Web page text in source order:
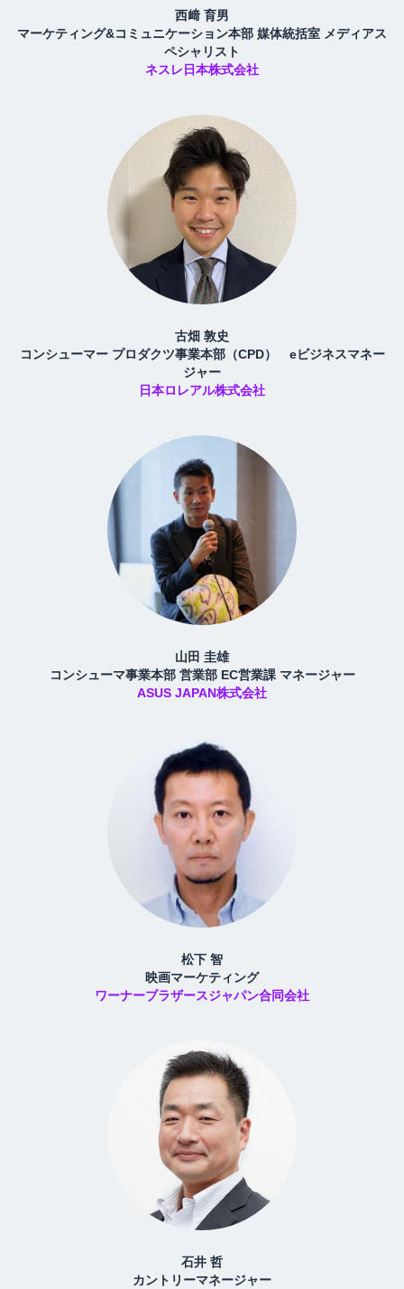
西﨑 育男
マーケティング&コミュニケーション本部 媒体統括室 メディアス
ペシャリスト
ネスレ日本株式会社
古畑 敦史
コンシューマー プロダクツ事業本部（CPD） eビジネスマネー
ジャー
日本ロレアル株式会社
山田 圭雄
コンシューマ事業本部 営業部 EC営業課 マネージャー
ASUS JAPAN株式会社
松下 智
映画マーケティング
ワーナーブラザースジャパン合同会社
石井 哲
カントリーマネージャー